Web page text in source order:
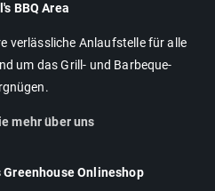
BBQ Area
verlässliche Anlaufstelle für alle
um das Grill- und Barbeque-
mehr über uns
Greenhouse Onlineshop